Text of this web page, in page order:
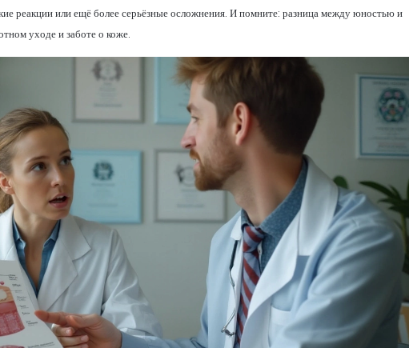
реакции или ещё более серьёзные осложнения. И помните: разница между юностью и
уходе и заботе о коже.